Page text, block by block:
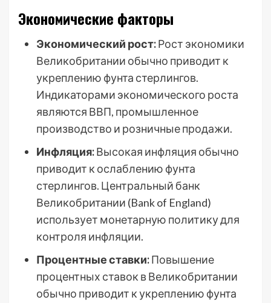
Экономические факторы
Экономический рост:Рост экономики
Великобритании обычно приводит к
укреплению фунта стерлингов.
Индикаторами экономического роста
являются ВВП, промышленное
производство и розничные продажи.
Инфляция:Высокая инфляция обычно
приводит к ослаблению фунта
стерлингов. Центральный банк
Великобритании (Bank of England)
использует монетарную политику для
контроля инфляции.
Процентные ставки:Повышение
процентных ставок в Великобритании
обычно приводит к укреплению фунта